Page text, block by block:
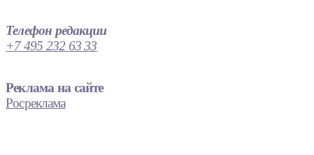
Телефон редакции
+7 495 232 63 33
Реклама на сайте
Росреклама